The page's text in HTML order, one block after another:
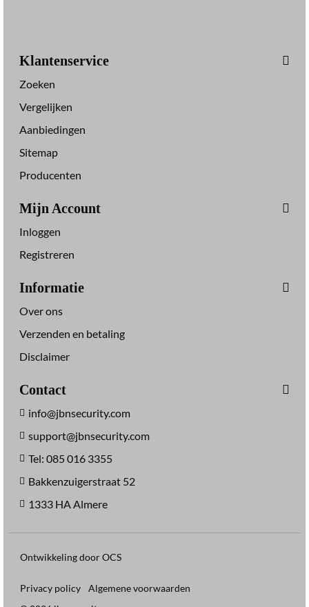
Klantenservice
Zoeken
Vergelijken
Aanbiedingen
Sitemap
Producenten
Mijn Account
Inloggen
Registreren
Informatie
Over ons
Verzenden en betaling
Disclaimer
Contact
info@jbnsecurity.com
support@jbnsecurity.com
Tel: 085 016 3355
Bakkenzuigerstraat 52
1333 HA Almere
Ontwikkeling door OCS
Privacy policy
Algemene voorwaarden